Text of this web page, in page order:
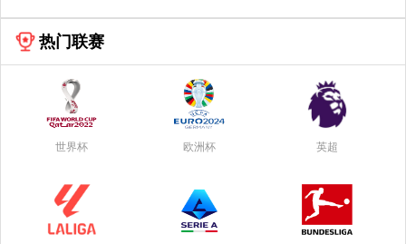
热门联赛
世界杯 欧洲杯 英超